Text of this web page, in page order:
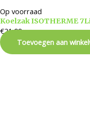
Op voorraad
Koelzak ISOTHERME
€21,99
Toevoegen aan